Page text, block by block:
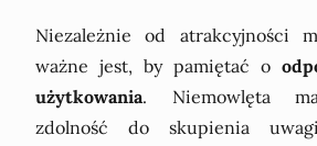
Niezależnie od atrakcyjności
ważne jest, by pamiętać o
użytkowania. Niemowlęta
zdolność do skupienia